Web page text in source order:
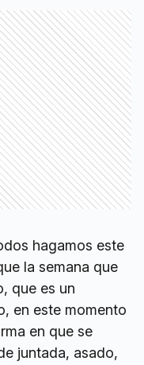
hagamos este
la semana que
que es un
en este momento
en que se
juntada, asado,